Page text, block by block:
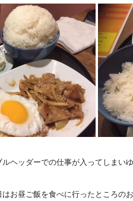
ヘッダーでの仕事が入ってしまい
お昼ご飯を食べに行ったところの